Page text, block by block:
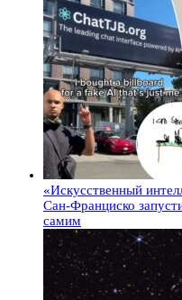
«Искусственный
Сан-Франциско
самим